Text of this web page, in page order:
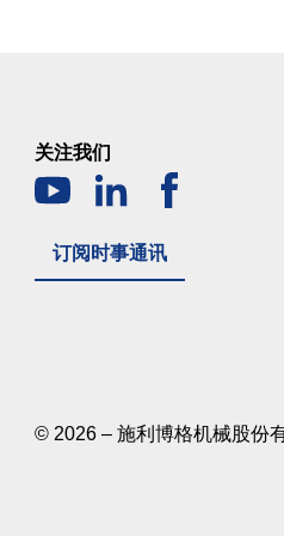
关注我们
订阅时事通讯
© 2026 – 施利博格机械股份